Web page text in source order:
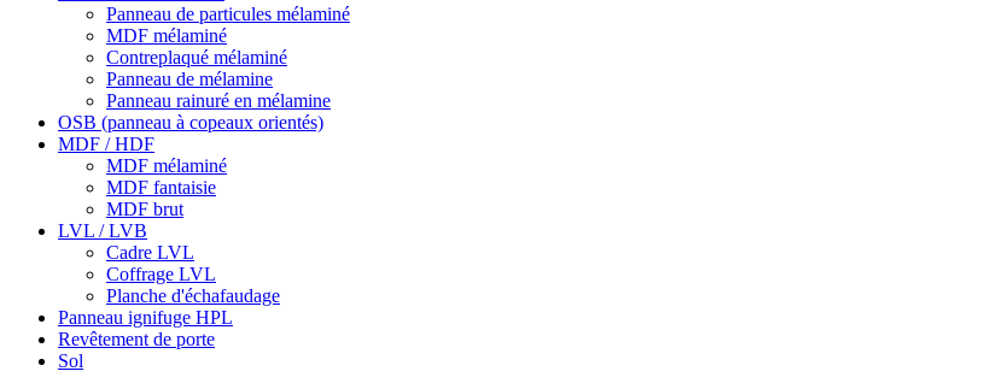
Panneau de particules mélaminé
MDF mélaminé
Contreplaqué mélaminé
Panneau de mélamine
Panneau rainuré en mélamine
OSB (panneau à copeaux orientés)
MDF / HDF
MDF mélaminé
MDF fantaisie
MDF brut
LVL / LVB
Cadre LVL
Coffrage LVL
Planche d'échafaudage
Panneau ignifuge HPL
Revêtement de porte
Sol